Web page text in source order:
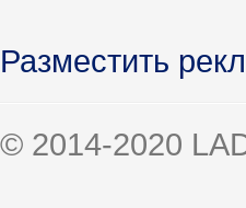
Разместить
© 2014-2020